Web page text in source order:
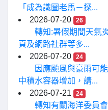
「成為識圖老馬－探...
2026-07-20
26
轉知:暑假期間天氣
頁及網路社群等多...
2026-07-20
24
因應颱風與豪雨可
中積水容器增加，請...
2026-07-21
24
轉知有關海洋委員